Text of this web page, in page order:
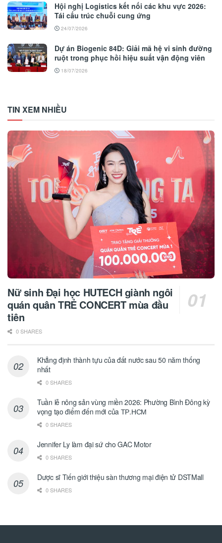
Hội nghị Logistics kết nối các khu vực 2026:
Tái cấu trúc chuỗi cung ứng
24/07/2026
Dự án Biogenic 84D: Giải mã hệ vi sinh đường
ruột trong phục hồi hiệu suất vận động viên
18/07/2026
TIN XEM NHIỀU
Nữ sinh Đại học HUTECH giành ngôi
quán quân TRẺ CONCERT mùa đầu
tiên
0 SHARES
Khẳng định thành tựu của đất nước sau 50 năm thống
nhất
0 SHARES
Tuần lễ nông sản vùng miền 2026: Phường Bình Đông kỳ
vọng tạo điểm đến mới của ТР.НСМ
0 SHARES
Jennifer Ly làm đại sứ cho GAC Motor
0 SHARES
Dược sĩ Tiến giới thiệu sàn thương mại điện tử DSTMall
0 SHARES